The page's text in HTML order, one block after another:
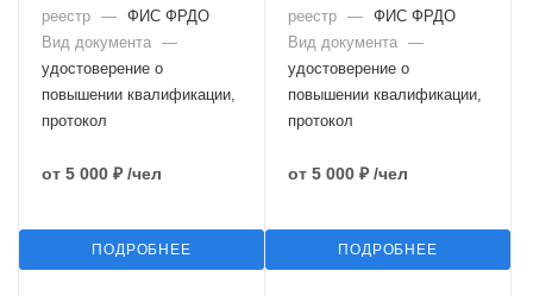
реестр — ФИС ФРДО
Вид документа —
удостоверение о
повышении квалификации,
протокол
от 5 000 ₽ /чел
ПОДРОБНЕЕ
реестр — ФИС ФРДО
Вид документа —
удостоверение о
повышении квалификации,
протокол
от 5 000 ₽ /чел
ПОДРОБНЕЕ